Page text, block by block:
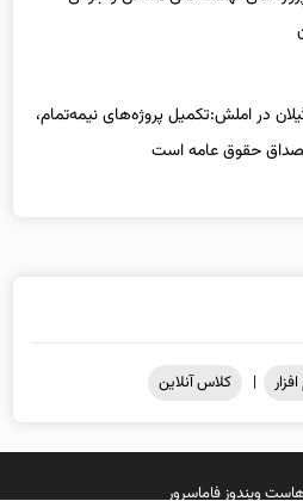
در املش:تکمیل پروژه‌های نیمه‌تمام،
حقوق عامه است
| کلاس آنلاین
ویندوزفاماسرور